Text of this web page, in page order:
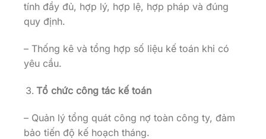
tính đầy đủ, hợp lý, hợp lệ, hợp pháp và đúng
quy định.
– Thống kê và tổng hợp số liệu kế toán khi có
yêu cầu.
Tổ chức công tác kế toán
– Quản lý tổng quát công nợ toàn công ty, đảm
bảo tiến độ kế hoạch tháng.